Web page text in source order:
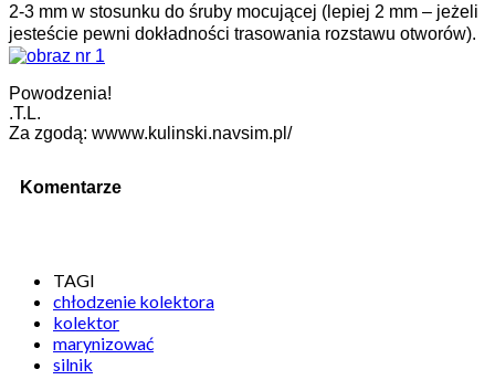
2-3 mm w stosunku do śruby mocującej (lepiej 2 mm – jeżeli
jesteście pewni dokładności trasowania rozstawu otworów).
Powodzenia!
.T.L.
Za zgodą: wwww.kulinski.navsim.pl/
Komentarze
TAGI
chłodzenie kolektora
kolektor
marynizować
silnik